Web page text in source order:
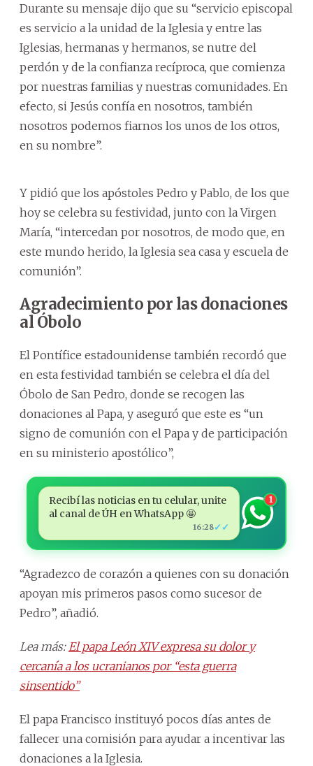
Durante su mensaje dijo que su “servicio episcopal
es servicio a la unidad de la Iglesia y entre las
Iglesias, hermanas y hermanos, se nutre del
perdón y de la confianza recíproca, que comienza
por nuestras familias y nuestras comunidades. En
efecto, si Jesús confía en nosotros, también
nosotros podemos fiarnos los unos de los otros,
en su nombre”.
Y pidió que los apóstoles Pedro y Pablo, de los que
hoy se celebra su festividad, junto con la Virgen
María, “intercedan por nosotros, de modo que, en
este mundo herido, la Iglesia sea casa y escuela de
comunión”.
Agradecimiento por las donaciones
al Óbolo
El Pontífice estadounidense también recordó que
en esta festividad también se celebra el día del
Óbolo de San Pedro, donde se recogen las
donaciones al Papa, y aseguró que este es “un
signo de comunión con el Papa y de participación
en su ministerio apostólico”,
Recibí las noticias en tu celular, unite
al canal de ÚH en WhatsApp 🤩
16:28✓✓
1
“Agradezco de corazón a quienes con su donación
apoyan mis primeros pasos como sucesor de
Pedro”, añadió.
Lea más: El papa León XIV expresa su dolor y
cercanía a los ucranianos por “esta guerra
sinsentido”
El papa Francisco instituyó pocos días antes de
fallecer una comisión para ayudar a incentivar las
donaciones a la Iglesia.